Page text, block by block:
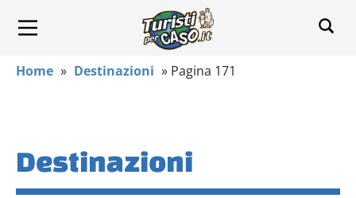
Home » Destinazioni » Pagina 171
Destinazioni